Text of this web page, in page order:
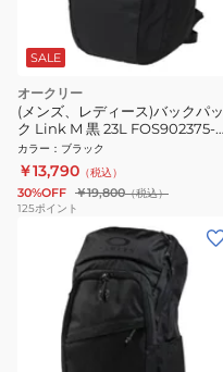
SALE
オークリー
(メンズ、レディース)バックパッ
ク Link M 黒 23L FOS902375-
021 リュック デイバッグ 撥水 通
勤 通学
カラー ： ブラック
￥13,790 （税込）
30%OFF ￥19,800（税込）
125ポイント